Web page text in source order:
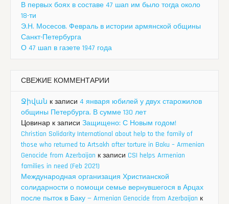
В первых боях в составе 47 шап им было тогда около
18-ти
Э.Н. Мосесов. Февраль в истории армянской общины
Санкт-Петербурга
О 47 шап в газете 1947 года
СВЕЖИЕ КОММЕНТАРИИ
Ջիվան к записи 4 января юбилей у двух старожилов
общины Петербурга. В сумме 130 лет
Цовинар к записи Защищено: С Новым годом!
Christian Solidarity International about help to the family of
those who returned to Artsakh after torture in Baku – Armenian
Genocide from Azerbaijan к записи CSI helps Armenian
families in need (Feb 2021)
Международная организация Христианской
солидарности о помощи семье вернувшегося в Арцах
после пыток в Баку — Armenian Genocide from Azerbaijan к